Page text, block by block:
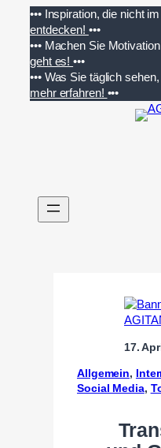
Inhalt
springen
••• Inspiration, die nicht
entdecken! •••
••• Machen Sie
geht es!•••
••• Was Sie täglich
mehr erfahren! •••
17.
Allgemein,
Social Media,